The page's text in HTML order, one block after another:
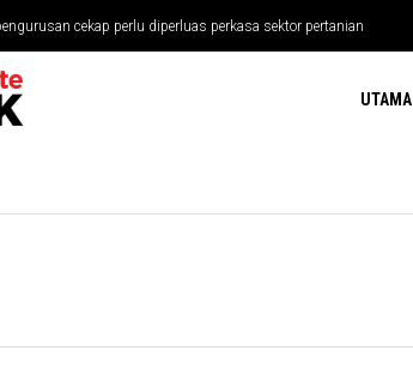
cekap perlu diperluas perkasa sektor pertanian
UTAMA